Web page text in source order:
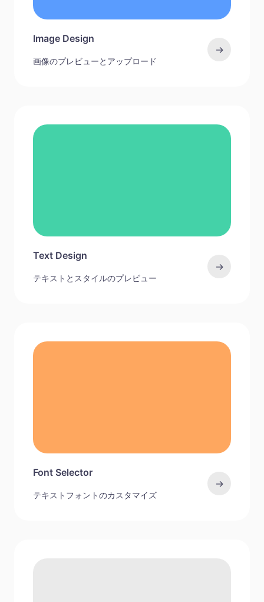
Image Design
画像のプレビューとアップロード
→
Text Design
テキストとスタイルのプレビュー
→
Font Selector
テキストフォントのカスタマイズ
→